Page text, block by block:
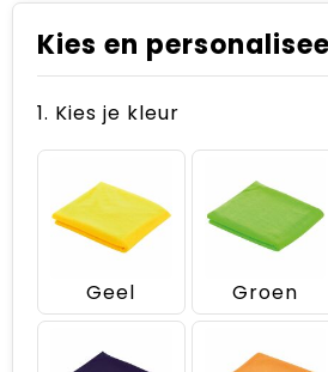
Kies en
1. Kies je kleur
Geel Groen